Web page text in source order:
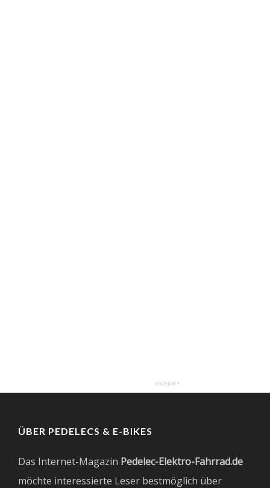
ÜBER PEDELECS & E-BIKES
Das Internet-Magazin Pedelec-Elektro-Fahrrad.de
möchte interessierte Leser bestmöglich über